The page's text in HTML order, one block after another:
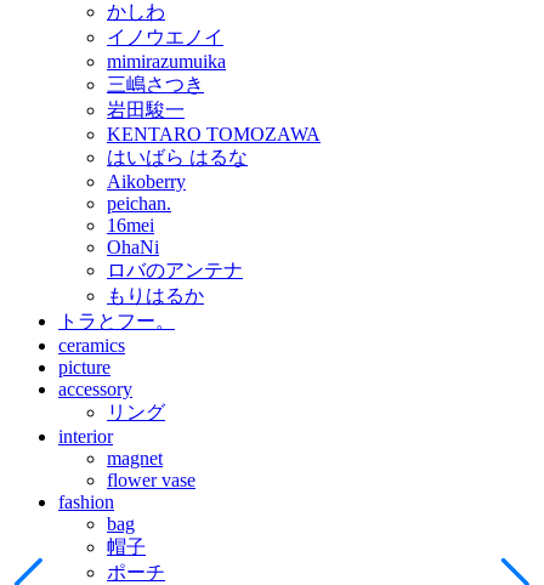
かしわ
イノウエノイ
mimirazumuika
三嶋さつき
岩田駿一
KENTARO TOMOZAWA
はいばら はるな
Aikoberry
peichan.
16mei
OhaNi
ロバのアンテナ
もりはるか
トラとフー。
ceramics
picture
accessory
リング
interior
magnet
flower vase
fashion
bag
帽子
ポーチ